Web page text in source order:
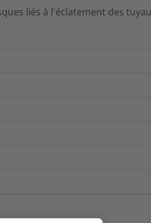
liés à l'éclatement des